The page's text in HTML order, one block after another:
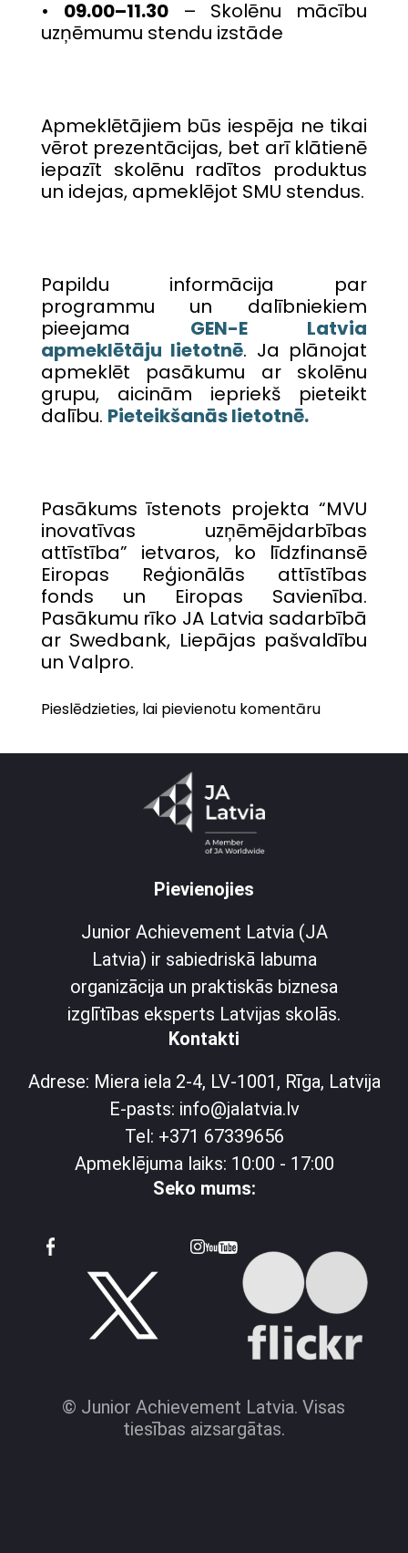
• 09.00–11.30– Skolēnu mācību
uzņēmumu stendu izstāde
Apmeklētājiem būs iespēja ne tikai
vērot prezentācijas, bet arī klātienē
iepazīt skolēnu radītos produktus
un idejas, apmeklējot SMU stendus.
Papildu informācija par
programmu un dalībniekiem
pieejama GEN-E Latvia
apmeklētāju lietotnē. Ja plānojat
apmeklēt pasākumu ar skolēnu
grupu, aicinām iepriekš pieteikt
dalību. Pieteikšanās lietotnē.
Pasākums īstenots projekta “MVU
inovatīvas uzņēmējdarbības
attīstība” ietvaros, ko līdzfinansē
Eiropas Reģionālās attīstības
fonds un Eiropas Savienība.
Pasākumu rīko JA Latvia sadarbībā
ar Swedbank, Liepājas pašvaldību
un Valpro.
Pieslēdzieties, lai pievienotu komentāru
Pievienojies
Junior Achievement Latvia (JA
Latvia) ir sabiedriskā labuma
organizācija un praktiskās biznesa
izglītības eksperts Latvijas skolās.
Kontakti
Adrese: Miera iela 2-4, LV-1001, Rīga, Latvija
E-pasts: info@jalatvia.lv
Tel: +371 67339656
Apmeklējuma laiks: 10:00 - 17:00
Seko mums:
© Junior Achievement Latvia. Visas
tiesības aizsargātas.